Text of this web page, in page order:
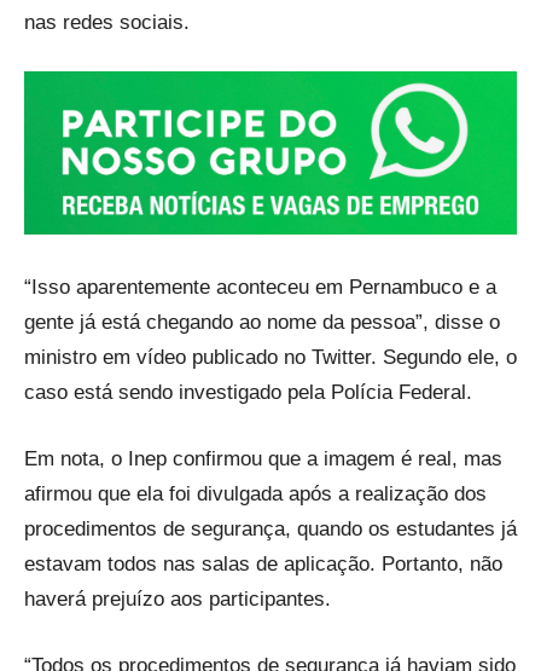
nas redes sociais.
“Isso aparentemente aconteceu em Pernambuco e a
gente já está chegando ao nome da pessoa”, disse o
ministro em vídeo publicado no Twitter. Segundo ele, o
caso está sendo investigado pela Polícia Federal.
Em nota, o Inep confirmou que a imagem é real, mas
afirmou que ela foi divulgada após a realização dos
procedimentos de segurança, quando os estudantes já
estavam todos nas salas de aplicação. Portanto, não
haverá prejuízo aos participantes.
“Todos os procedimentos de segurança já haviam sido